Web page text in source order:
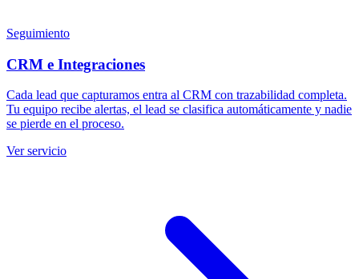
Seguimiento
CRM e Integraciones
Cada lead que capturamos entra al CRM con trazabilidad completa.
Tu equipo recibe alertas, el lead se clasifica automáticamente y nadie
se pierde en el proceso.
Ver servicio